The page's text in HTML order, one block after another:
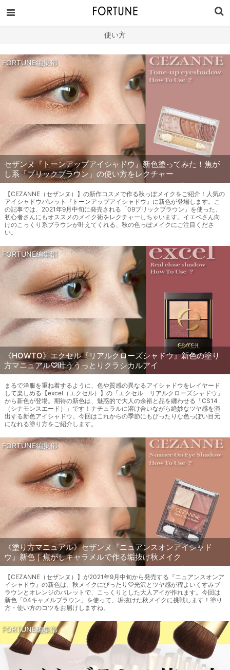
使い方
FORTUNE編集部
セザンヌ『トーンアップアイシャドウ』新色塗ってみた！焦が
し系「ブリックブラウン」の使い方をレクチャー
【CEZANNE（セザンヌ）】の新作コスメで作る秋っぽメイクをご紹介！人気の
アイシャドウパレット『トーンアップアイシャドウ』に新色が登場します。こ
の記事では、2021年9月中旬に発売される「09ブリックブラウン」を使った、
初心者さんにもオススメのメイク術をレクチャーしちゃいます。イエベさん向
けのこっくり系ブラウンが叶えてくれる、秋の色っぽメイクにご注目くださ
い。
FORTUNE編集部
《HOWTO》エクセル『リアルクローズシャドウ』新色の塗り
方マニュアル♡叶ううっとりクラシカルアイ
まるで洋服を重ね着するように、色や質感の異なるアイシャドウをレイヤード
して楽しめる【excel（エクセル）】の『エクセル リアルクローズシャドウ』
から新色が登場。期待の新色は、魅惑的で大人の余裕と品を纏わせる「CS14
（シナモンスエード）」です！ナチュラルに溶け合いながら絶妙なツヤ感を演
出する新色アイシャドウ。今回はこれからの季節にもぴったりな色っぽい目元
になれる塗り方をご紹介します。
FORTUNE編集部
《塗り方マニュアル》セザンヌ『ニュアンスオンアイシャド
ウ』新色｜焦がしキャラメルで作る垢抜け秋メイク
【CEZANNE（セザンヌ）】が2021年9月中旬から発売する『ニュアンスオンア
イシャドウ』の新色は、秋メイクにぴったり♡光沢とツヤ感が程よいくすみブ
ラウンとオレンジのパレットで、こっくりとした大人アイが作れます。今回は
新色「04キャメルブラウン」を使って、垢抜けた秋メイクに挑戦します！塗り
方・使い方のコツをお届けしますね。
FORTUNE編集部